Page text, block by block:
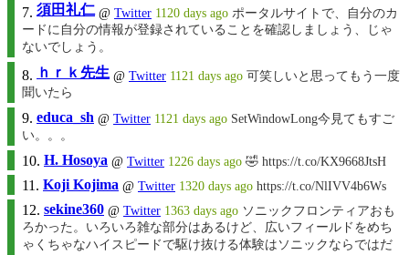
須田礼仁 @ Twitter 1120 days ago ポータルサイトで、自分のカ
ードに自分の情報が登録されていることを確認しましょう、じゃ
ないでしょう。
ｈｒｋ先生 @ Twitter 1121 days ago 可笑しいと思ってもう一度
聞いたら
educa_sh @ Twitter 1121 days ago SetWindowLong今見てもすご
い。。。
H. Hosoya @ Twitter 1226 days ago 🤣 https://t.co/KX9668JtsH
Koji Kojima @ Twitter 1320 days ago https://t.co/NlIVV4b6Ws
sekine360 @ Twitter 1363 days ago ソニックフロンティアおも
ろかった。いろいろ雑な部分はあるけど、広いフィールドをめち
ゃくちゃなハイスピードで駆け抜ける体験はソニックならではだ